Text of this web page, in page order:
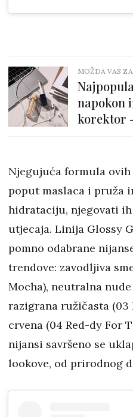
MOŽDA VAS
napokon
korektor
Njegujuća formula
poput maslaca i pruža
hidrataciju, njegovati
utjecaja. Linija Glossy
pomno odabrane
trendove: zavodljiva
Mocha), neutralna
razigrana ružičasta (03
crvena (04 Red-dy For
nijansi savršeno se
lookove, od prirodnog